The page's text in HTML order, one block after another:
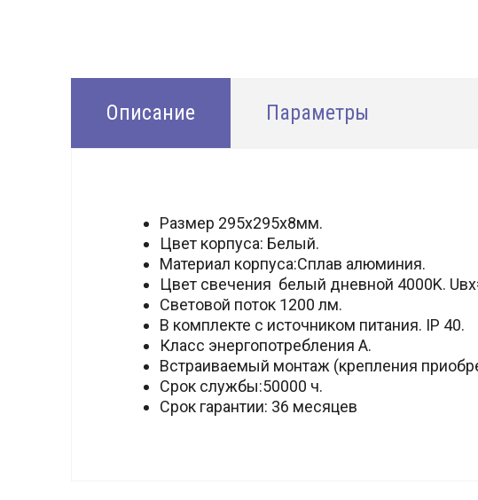
Описание Параметры
Размер 295х295х8мм.
Цвет корпуса: Белый.
Материал корпуса:Сплав алюминия.
Цвет свечения белый дневной 4000K.
Световой поток 1200 лм.
В комплекте с источником питания. IP 40.
Класс энергопотребления А.
Встраиваемый монтаж (крепления
Срок службы:50000 ч.
Срок гарантии: 36 месяцев